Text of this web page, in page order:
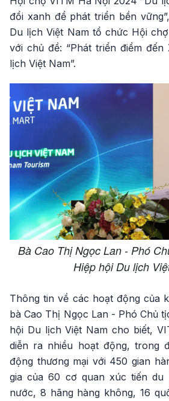
đổi xanh để phát triển bền
Du lịch Việt Nam tổ chức Hội
với chủ đề: “Phát triển điểm đến
lịch Việt Nam”.
Bà Cao Thị Ngọc Lan - Phó
Hiệp hội Du lịch
Thông tin về các hoạt động của
bà Cao Thị Ngọc Lan - Phó Chủ
hội Du lịch Việt Nam cho biết,
diễn ra nhiều hoạt động, trong
động thương mại với 450 gian
gia của 60 cơ quan xúc tiến du
nước, 8 hãng hàng không, 16